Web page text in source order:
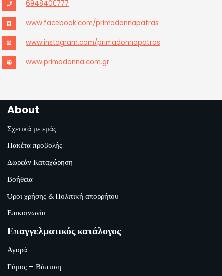
6948400777
www.facebook.com/primadonnapatras
www.instagram.com/primadonnapatras
www.primadonna.com.gr
About
Σχετικά με εμάς
Πακέτα προβολής
Δωρεάν Καταχώρηση
Βοήθεια
Όροι χρήσης & Πολιτική απορρήτου
Επικοινωνία
Επαγγελματικός κατάλογος
Αγορά
Γάμος – Βάπτιση